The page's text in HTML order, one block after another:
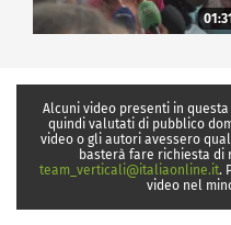
Alcuni video presenti in
quindi valutati di pubblico
video o gli autori avessero
basterà fare richiesta di
team_verticali@italiaonline.it.
video nel